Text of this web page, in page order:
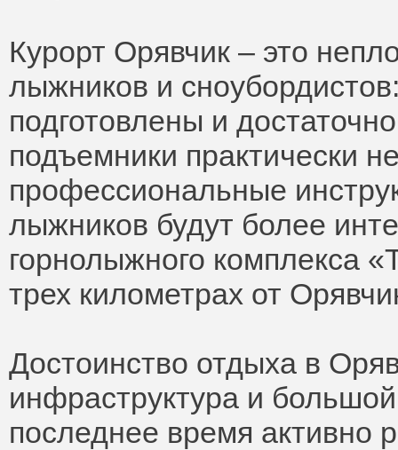
Курорт Орявчик – это
лыжников и
подготовлены и
подъемники практически
профессиональные
лыжников будут более
горнолыжного комплекса
трех километрах от
Достоинство отдыха в
инфраструктура и
последнее время активно